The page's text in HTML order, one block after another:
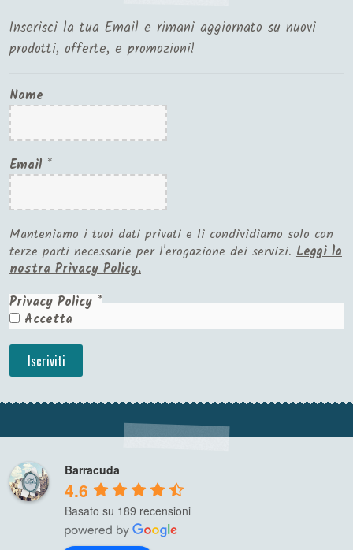
Inserisci la tua Email e rimani aggiornato su nuovi
prodotti, offerte, e promozioni!
Nome
Email *
Manteniamo i tuoi dati privati e li condividiamo solo con
terze parti necessarie per l'erogazione dei servizi. Leggi la
nostra Privacy Policy.
Privacy Policy *
Accetta
Barracuda
4.6
Basato su 189 recensioni